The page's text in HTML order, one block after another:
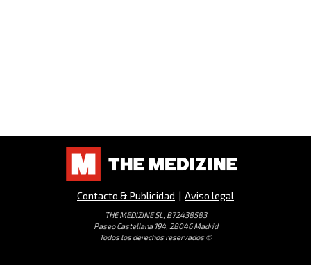
Contacto & Publicidad | Aviso legal
THE MEDIZINE SL, B72438583
Paseo Castellana 194, 28046 Madrid
Todos los derechos reservados ©